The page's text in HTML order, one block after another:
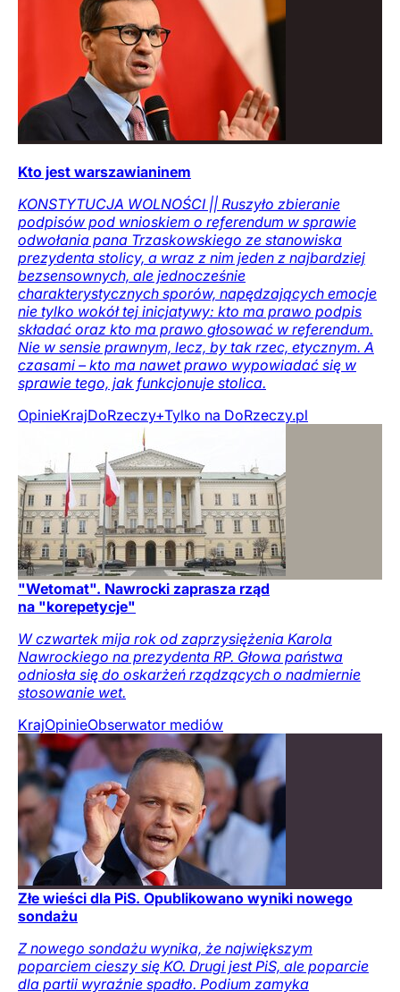
Kto jest warszawianinem
KONSTYTUCJA WOLNOŚCI || Ruszyło zbieranie
podpisów pod wnioskiem o referendum w sprawie
odwołania pana Trzaskowskiego ze stanowiska
prezydenta stolicy, a wraz z nim jeden z najbardziej
bezsensownych, ale jednocześnie
charakterystycznych sporów, napędzających emocje
nie tylko wokół tej inicjatywy: kto ma prawo podpis
składać oraz kto ma prawo głosować w referendum.
Nie w sensie prawnym, lecz, by tak rzec, etycznym. A
czasami – kto ma nawet prawo wypowiadać się w
sprawie tego, jak funkcjonuje stolica.
OpinieKrajDoRzeczy+Tylko na DoRzeczy.pl
"Wetomat". Nawrocki zaprasza rząd
na "korepetycje"
W czwartek mija rok od zaprzysiężenia Karola
Nawrockiego na prezydenta RP. Głowa państwa
odniosła się do oskarżeń rządzących o nadmiernie
stosowanie wet.
KrajOpinieObserwator mediów
Złe wieści dla PiS. Opublikowano wyniki nowego
sondażu
Z nowego sondażu wynika, że największym
poparciem cieszy się KO. Drugi jest PiS, ale poparcie
dla partii wyraźnie spadło. Podium zamyka